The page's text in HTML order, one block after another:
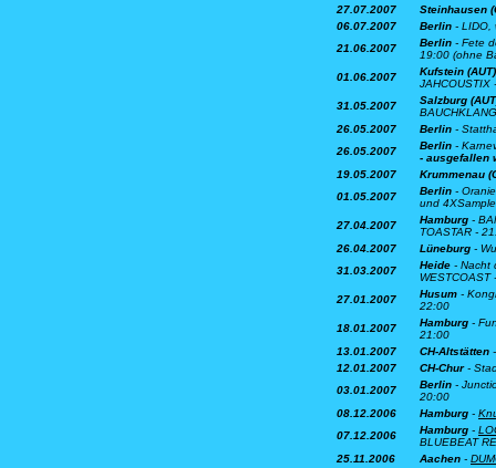
27.07.2007
Steinhausen
06.07.2007
Berlin - LIDO,
21.06.2007
Berlin - Fete
19:00 (ohne
01.06.2007
Kufstein (AUT)
JAHCOUSTIX
31.05.2007
Salzburg
26.05.2007
Berlin -
26.05.2007
Berlin -
- ausgefallen
19.05.2007
Krummenau
01.05.2007
Berlin -
und
27.04.2007
Hamburg -
TOASTAR -
26.04.2007
Lüneburg -
31.03.2007
Heide - Nacht
WESTCOAST
27.01.2007
Husum -
22:00
18.01.2007
Hamburg -
21:00
13.01.2007
CH-Altstätten
12.01.2007
CH-Chur-
03.01.2007
Berlin -
20:00
08.12.2006
Hamburg -
07.12.2006
Hamburg -
BLUEBEAT
25.11.2006
Aachen -